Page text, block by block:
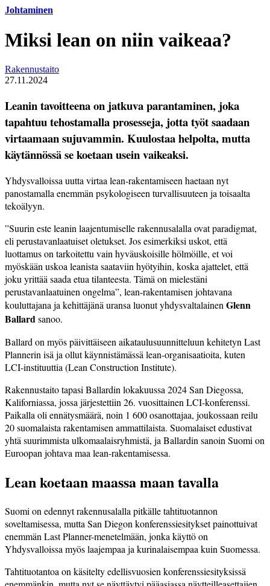
Johtaminen
Miksi lean on niin vaikeaa?
Rakennustaito
27.11.2024
Leanin tavoitteena on jatkuva parantaminen, joka
tapahtuu tehostamalla prosesseja, jotta työt saadaan
virtaamaan sujuvammin. Kuulostaa helpolta, mutta
käytännössä se koetaan usein vaikeaksi.
Yhdysvalloissa uutta virtaa lean-rakentamiseen haetaan nyt
panostamalla enemmän psykologiseen turvallisuuteen ja toisaalta
tekoälyyn.
”Suurin este leanin laajentumiselle rakennusalalla ovat paradigmat,
eli perustavanlaatuiset oletukset. Jos esimerkiksi uskot, että
luottamus on tarkoitettu vain hyväuskoisille hölmöille, et voi
myöskään uskoa leanista saataviin hyötyihin, koska ajattelet, että
joku yrittää saada etua tilanteesta. Tämä on mielestäni
perustavanlaatuinen ongelma”, lean-rakentamisen johtavana
kouluttajana ja kehittäjänä uransa luonut yhdysvaltalainen Glenn
Ballardsanoo.
Ballard on myös päivittäiseen aikataulusuunnitteluun kehitetyn Last
Plannerin isä ja ollut käynnistämässä lean-organisaatioita, kuten
LCI-instituuttia (Lean Construction Institute).
Rakennustaito tapasi Ballardin lokakuussa 2024 San Diegossa,
Kaliforniassa, jossa järjestettiin 26. vuosittainen LCI-konferenssi.
Paikalla oli ennätysmäärä, noin 1 600 osanottajaa, joukossaan reilu
20 suomalaista rakentamisen ammattilaista. Suomalaiset edustivat
yhtä suurimmista ulkomaalaisryhmistä, ja Ballardin sanoin Suomi on
Euroopan johtava maa lean-rakentamisessa.
Lean koetaan maassa maan tavalla
Suomi on edennyt rakennusalalla pitkälle tahtituotannon
soveltamisessa, mutta San Diegon konferenssiesitykset painottuivat
enemmän Last Planner-menetelmään, jonka käyttö on
Yhdysvalloissa myös laajempaa ja kurinalaisempaa kuin Suomessa.
Tahtituotantoa on käsitelty edellisvuosien konferenssiesityksissä